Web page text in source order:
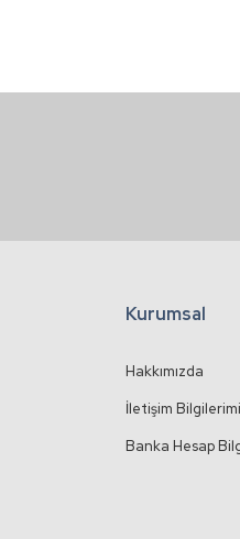
Kurumsal
Hakkımızda
İletişim
Banka Hesap